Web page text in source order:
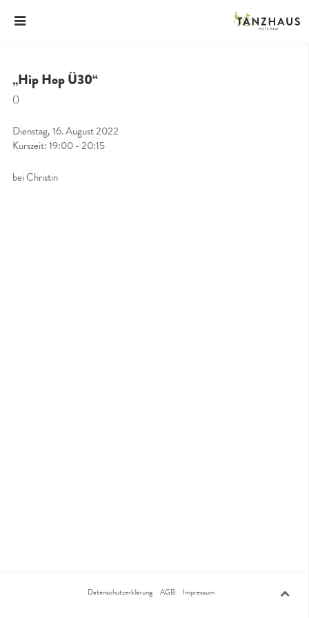
„Hip Hop Ü30“
()
Dienstag, 16. August 2022
Kurszeit: 19:00 - 20:15
bei Christin
Datenschutzerklärung AGB Impressum